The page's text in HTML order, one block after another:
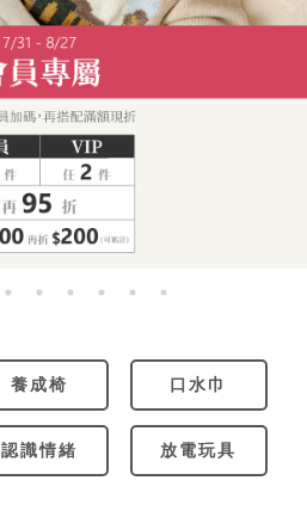
養成椅 口水巾
認識情緒 放電玩具